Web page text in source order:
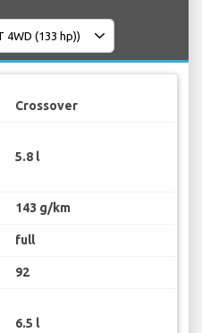
Crossover
5.8 l
143 g/km
full
92
6.5 l